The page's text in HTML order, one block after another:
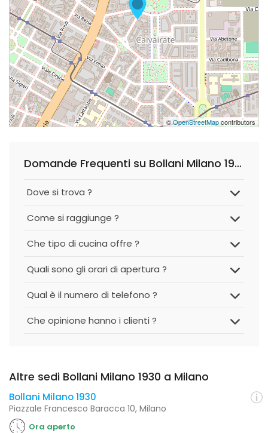
©OpenStreetMapcontributors
Domande Frequenti su Bollani Milano 1930
Dove si trova ?
Come si raggiunge ?
Che tipo di cucina offre ?
Quali sono gli orari di apertura ?
Qual è il numero di telefono ?
Che opinione hanno i clienti ?
Altre sedi Bollani Milano 1930 a Milano
Bollani Milano 1930
Piazzale Francesco Baracca 10, Milano
Ora aperto